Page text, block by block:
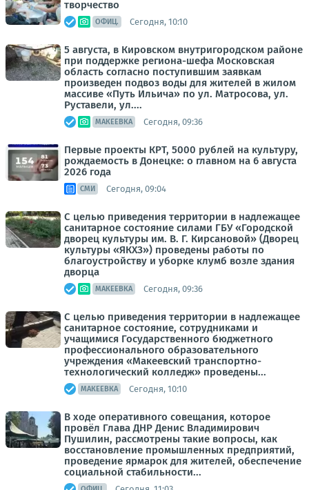
творчество
ОФИЦ. Сегодня, 10:10
5 августа, в Кировском внутригородском районе
при поддержке региона-шефа Московская
область согласно поступившим заявкам
произведен подвоз воды для жителей в жилом
массиве «Путь Ильича» по ул. Матросова, ул.
Руставели, ул....
МАКЕЕВКА Сегодня, 09:36
Первые проекты КРТ, 5000 рублей на культуру,
рождаемость в Донецке: о главном на 6 августа
2026 года
СМИ Сегодня, 09:04
С целью приведения территории в надлежащее
санитарное состояние силами ГБУ «Городской
дворец культуры им. В. Г. Кирсановой» (Дворец
культуры «ЯКХЗ») проведены работы по
благоустройству и уборке клумб возле здания
дворца
МАКЕЕВКА Сегодня, 09:36
С целью приведения территории в надлежащее
санитарное состояние, сотрудниками и
учащимися Государственного бюджетного
профессионального образовательного
учреждения «Макеевский транспортно-
технологический колледж» проведены...
МАКЕЕВКА Сегодня, 10:10
В ходе оперативного совещания, которое
провёл Глава ДНР Денис Владимирович
Пушилин, рассмотрены такие вопросы, как
восстановление промышленных предприятий,
проведение ярмарок для жителей, обеспечение
социальной стабильности...